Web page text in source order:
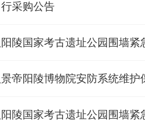
行采购公告
陵国家考古遗址公园围墙
帝阳陵博物院安防系统维
陵国家考古遗址公园围墙